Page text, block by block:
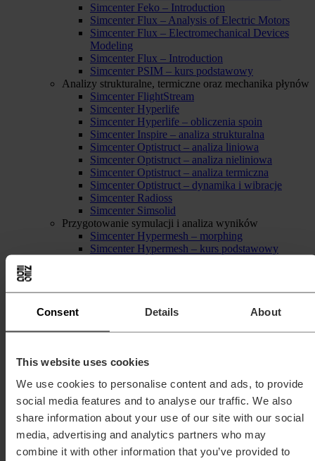
Consent Details About
This website uses cookies
We use cookies to personalise content and ads, to provide
social media features and to analyse our traffic. We also
share information about your use of our site with our social
media, advertising and analytics partners who may
combine it with other information that you’ve provided to
Simcenter Feko – Introduction
Simcenter Flux – Analysis of Electric Motors
Simcenter Flux – Electromechanical Devices
Modeling
Simcenter Flux – Introduction
Simcenter PSIM – kurs podstawowy
Analizy strukturalne, termiczne oraz mechanika płynów
Simcenter FlightStream
Simcenter Hyperlife
Simcenter Hyperlife – obliczenia spoin
Simcenter Inspire – analiza strukturalna
Simcenter Optistruct – analiza liniowa
Simcenter Optistruct – analiza nieliniowa
Simcenter Optistruct – analiza termiczna
Simcenter Optistruct – dynamika i wibracje
Simcenter Radioss
Simcenter Simsolid
Przygotowanie symulacji i analiza wyników
Simcenter Hypermesh – morphing
Simcenter Hypermesh – kurs podstawowy
Oferta edukacyjna
Kategorie materiałów
Altair